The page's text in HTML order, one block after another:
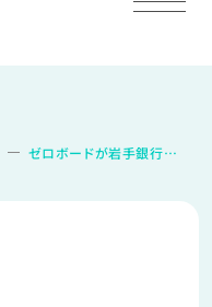
ゼロボードが岩手銀行および北上市と地域脱炭素に向けた協定を締結